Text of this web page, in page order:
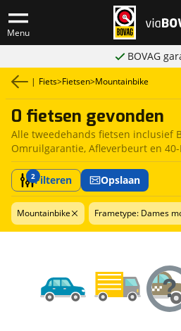
Menu
BOVAG
| Fiets>Fietsen>Mountainbike
0 fietsen gevonden
Alle tweedehands fietsen inclusief
Omruilgarantie, Afleverbeurt en
2Filteren Opslaan
Mountainbike Frametype: Dames